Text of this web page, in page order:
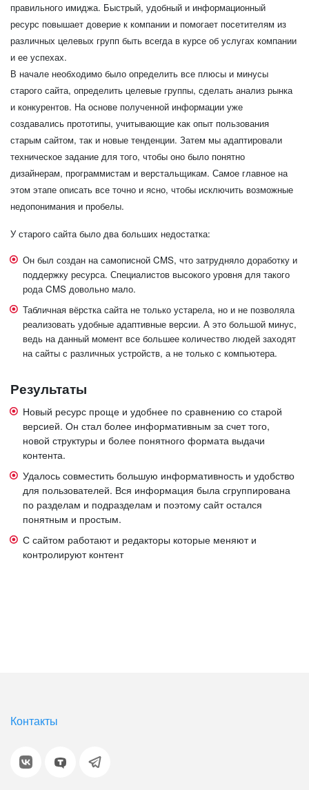
правильного имиджа. Быстрый, удобный и информационный
ресурс повышает доверие к компании и помогает посетителям из
различных целевых групп быть всегда в курсе об услугах компании
и ее успехах.
В начале необходимо было определить все плюсы и минусы
старого сайта, определить целевые группы, сделать анализ рынка
и конкурентов. На основе полученной информации уже
создавались прототипы, учитывающие как опыт пользования
старым сайтом, так и новые тенденции. Затем мы адаптировали
техническое задание для того, чтобы оно было понятно
дизайнерам, программистам и верстальщикам. Самое главное на
этом этапе описать все точно и ясно, чтобы исключить возможные
недопонимания и пробелы.
У старого сайта было два больших недостатка:
Он был создан на самописной CMS, что затрудняло доработку и
поддержку ресурса. Специалистов высокого уровня для такого
рода CMS довольно мало.
Табличная вёрстка сайта не только устарела, но и не позволяла
реализовать удобные адаптивные версии. А это большой минус,
ведь на данный момент все большее количество людей заходят
на сайты с различных устройств, а не только с компьютера.
Результаты
Новый ресурс проще и удобнее по сравнению со старой
версией. Он стал более информативным за счет того,
новой структуры и более понятного формата выдачи
контента.
Удалось совместить большую информативность и удобство
для пользователей. Вся информация была сгруппирована
по разделам и подразделам и поэтому сайт остался
понятным и простым.
С сайтом работают и редакторы которые меняют и
контролируют контент
Контакты